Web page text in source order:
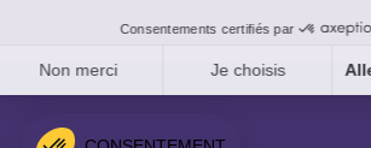
Consentements certifiés par
Non merci Je choisis
Plateforme de Gestion du